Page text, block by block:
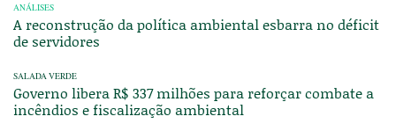
ANÁLISES
A reconstrução da política ambiental esbarra no déficit
de servidores
SALADA VERDE
Governo libera R$ 337 milhões para reforçar combate a
incêndios e fiscalização ambiental